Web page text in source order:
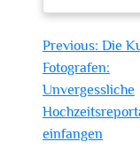
Previous: Die
Fotografen:
Unvergessliche
einfangen